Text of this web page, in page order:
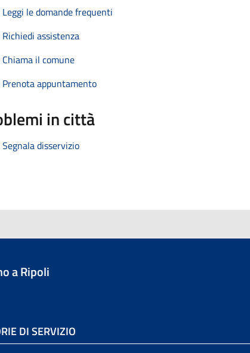
Leggi le domande frequenti
Richiedi assistenza
Chiama il comune
Prenota appuntamento
in città
Segnala disservizio
a Ripoli
DI SERVIZIO